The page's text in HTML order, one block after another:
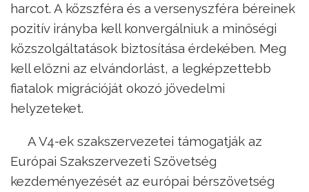
harcot. A közszféra és a versenyszféra béreinek
pozitív irányba kell konvergálniuk a minőségi
közszolgáltatások biztosítása érdekében. Meg
kell előzni az elvándorlást, a legképzettebb
fiatalok migrációját okozó jövedelmi
helyzeteket.
A V4-ek szakszervezetei támogatják az
Európai Szakszervezeti Szövetség
kezdeményezését az európai bérszövetség